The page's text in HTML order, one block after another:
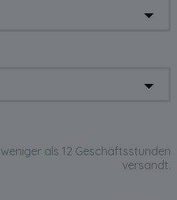
als 12 Geschäftsstunden
versandt.